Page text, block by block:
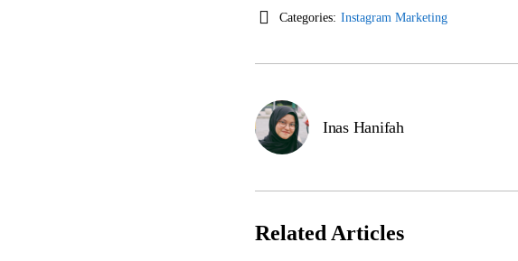
Categories: Instagram Marketing
Inas Hanifah
Related Articles